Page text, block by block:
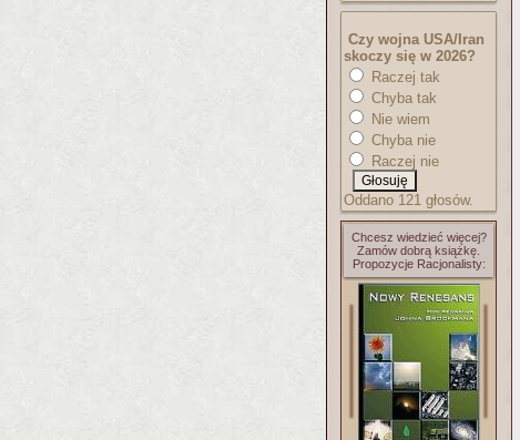
Czy wojna USA/Iran
skoczy się w 2026?
Raczej tak
Chyba tak
Nie wiem
Chyba nie
Raczej nie
Oddano 121 głosów.
Chcesz wiedzieć więcej?
Zamów dobrą książkę.
Propozycje Racjonalisty: